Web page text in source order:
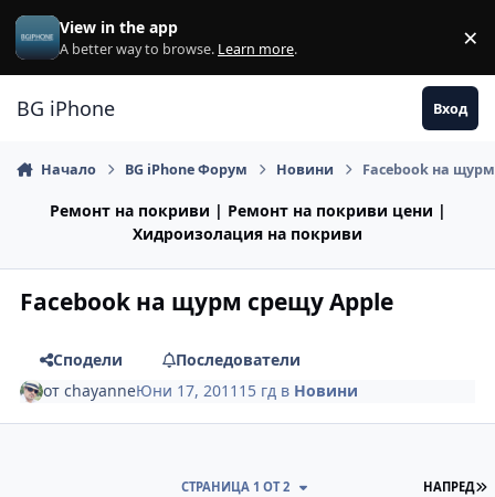
Премини към съдържанието
View in the app
A better way to browse. Learn more. ×
BG iPhone Вход
Начало BG iPhone Форум Новини Facebook на
Ремонт на покриви | Ремонт на покриви цени |
Хидроизолация на покриви
Facebook на щурм срещу Apple
Сподели
Последователи
отchayanneЮни 17, 2011 15 гд в Новини
НАПРЕД
СТРАНИЦА 1 ОТ 2